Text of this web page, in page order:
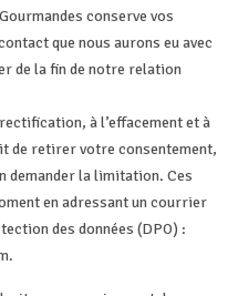
conserve vos
que nous aurons eu avec
de la fin de notre relation
à l’effacement et à
de retirer votre consentement,
demander la limitation. Ces
en adressant un courrier
des données (DPO) :
.